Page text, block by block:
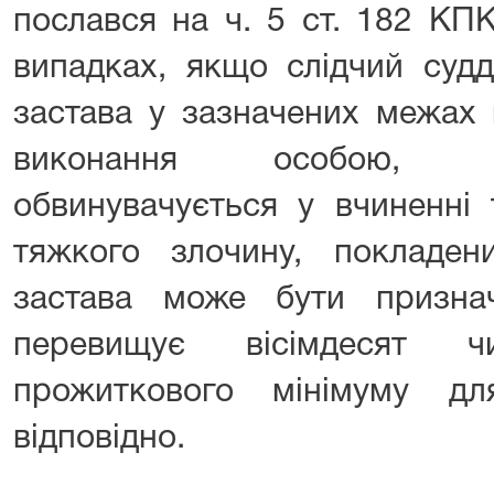
послався на ч. 5 ст. 182
випадках, якщо слідчий
застава у зазначених межах
виконання особою,
обвинувачується у
тяжкого злочину,
застава може бути
перевищує вісімдесят
прожиткового мінімуму
відповідно.